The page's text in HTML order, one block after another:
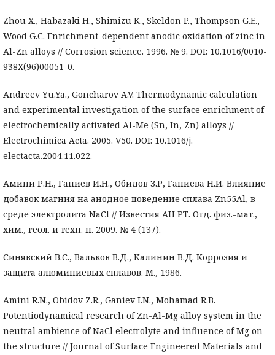
Zhou X., Habazaki H., Shimizu K., Skeldon P., Thompson G.E.,
Wood G.C. Enrichment-dependent anodic oxidation of zinc in
Al-Zn alloys // Corrosion science. 1996. № 9. DOI: 10.1016/0010-
938X(96)00051-0.
Andreev Yu.Ya., Goncharov A.V. Thermodynamic calculation
and experimental investigation of the surface enrichment of
electrochemically activated Al-Me (Sn, In, Zn) alloys //
Electrochimica Acta. 2005. V50. DOI: 10.1016/j.
electacta.2004.11.022.
Амини Р.Н., Ганиев И.Н., Обидов З.Р, Ганиева Н.И. Влияние
добавок магния на анодное поведение сплава Zn55Al, в
среде электролита NaCl // Известия АН РТ. Отд. физ.-мат.,
хим., геол. и техн. н. 2009. № 4 (137).
Синявский B.C., Вальков В.Д., Калинин В.Д. Коррозия и
защита алюминиевых сплавов. М., 1986.
Amini R.N., Obidov Z.R., Ganiev I.N., Mohamad R.B.
Potentiodynamical research of Zn-Al-Mg alloy system in the
neutral ambience of NaCl electrolyte and influence of Mg on
the structure // Journal of Surface Engineered Materials and